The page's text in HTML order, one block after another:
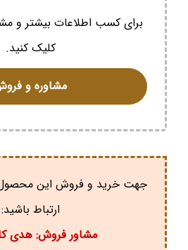
برای کسب اطلاعات بیشتر و
کلیک کنید.
مشاوره و
جهت خرید و فروش این محصول
ارتباط باشید:
مشاور فروش: هدی